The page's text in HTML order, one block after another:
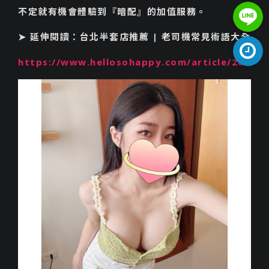
不定就有機會體驗到『暗配』的加值服務。
➤ 延伸閱讀：台北半套店推薦 | 老司機常見術語大全
https://www.hellosohappy.com/article/20
https://
am5:30